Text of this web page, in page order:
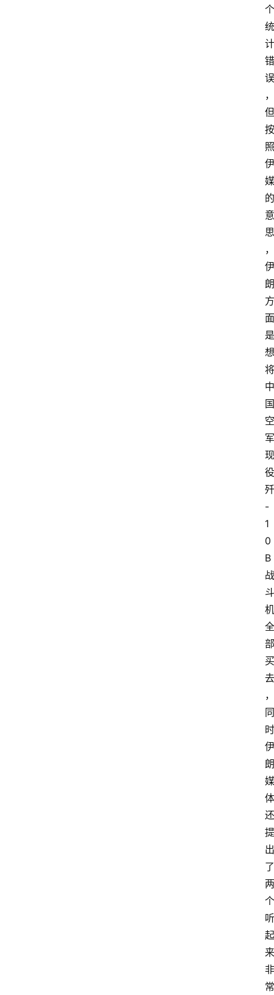
个
统
计
错
误
，
但
按
照
伊
媒
的
意
思
，
伊
朗
方
面
是
想
将
中
国
空
军
现
役
歼
-
1
0
B
战
斗
机
全
部
买
去
，
同
时
伊
朗
媒
体
还
提
出
了
两
个
听
起
来
非
常